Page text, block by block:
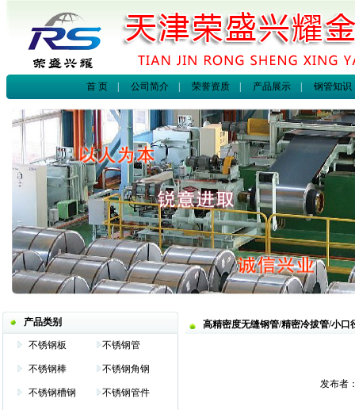
首 页 |公司简介 |荣誉资质 产品展示 |钢管知识
产品类别
不锈钢板 不锈钢管
不锈钢棒 不锈钢角钢
不锈钢槽钢 不锈钢管件
高精密度无缝钢管/精密冷拔管/小口
发布者